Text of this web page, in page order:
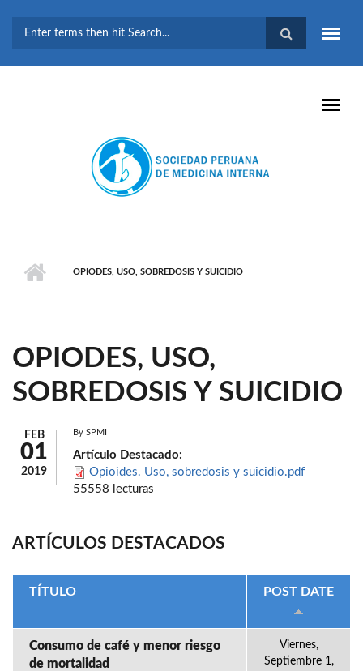
BÚSQUEDA
OPIODES, USO, SOBREDOSIS Y SUICIDIO
OPIODES, USO,
SOBREDOSIS Y SUICIDIO
FEB
01
2019
By SPMI
Artículo Destacado:
Opioides. Uso, sobredosis y suicidio.pdf
55558 lecturas
ARTÍCULOS DESTACADOS
TÍTULO POST DATE
Consumo de café y menor riesgo
de mortalidad
Viernes,
Septiembre 1,